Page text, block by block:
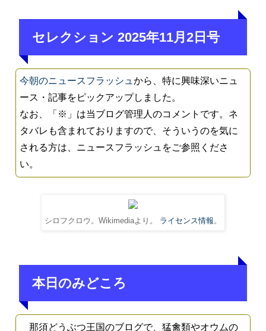
セレクション 2025年11月2日号
今朝のニュースフラッシュから、特に興味深いニュ
ース・記事をピックアップしました。
なお、「※」は当ブログ管理人のコメントです。ネ
タバレも含まれておりますので、そういうのを気に
される方は、ニュースフラッシュをご参照くださ
い。
シロフクロウ。Wikimediaより。 ライセンス情報 。
本日のみどころ
那須どうぶつ王国のブログで、猛禽類やオウムの